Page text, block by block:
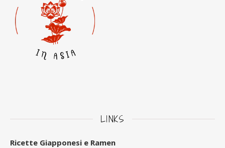
LINKS
Ricette Giapponesi e Ramen